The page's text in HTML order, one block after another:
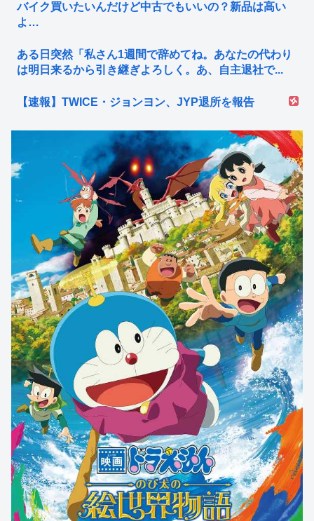
バイク買いたいんだけど中古でもいいの？新品は高い
よ…
ある日突然「私さん1週間で辞めてね。あなたの代わり
は明日来るから引き継ぎよろしく。あ、自主退社で...
【速報】TWICE・ジョンヨン、JYP退所を報告